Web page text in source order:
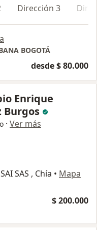
Dirección 3
BOGOTÁ
desde $ 80.000
Enrique
Burgos
· Ver más
SAS , Chía • Mapa
$ 200.000